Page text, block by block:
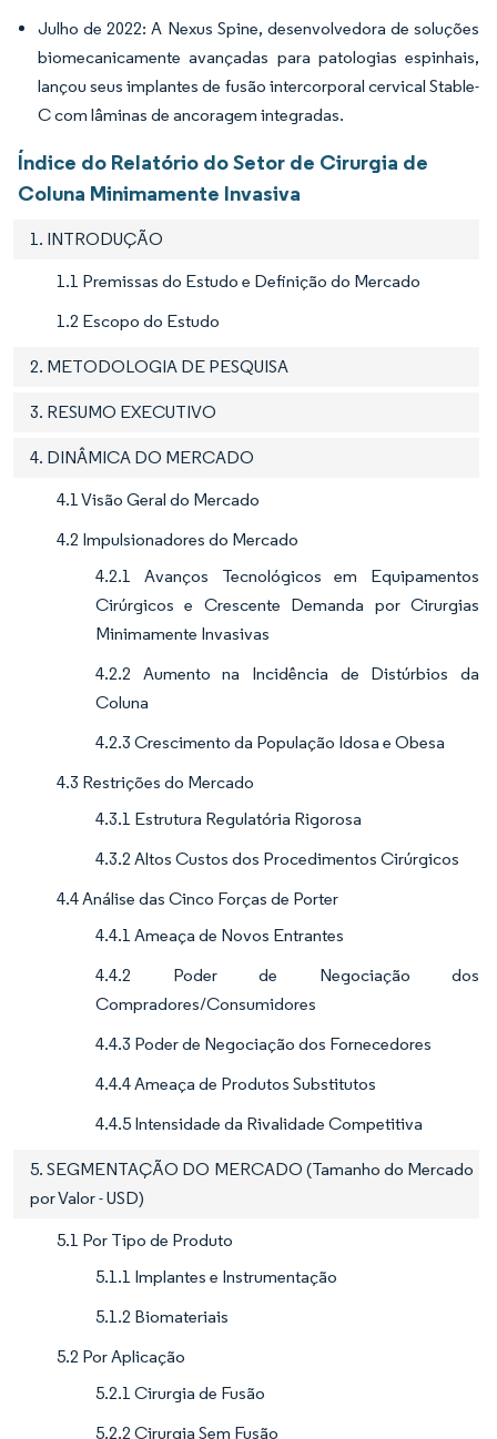
Julho de 2022: A Nexus Spine, desenvolvedora de soluções
biomecanicamente avançadas para patologias espinhais,
lançou seus implantes de fusão intercorporal cervical Stable-
C com lâminas de ancoragem integradas.
Índice do Relatório do Setor de Cirurgia de
Coluna Minimamente Invasiva
1. INTRODUÇÃO
1.1 Premissas do Estudo e Definição do Mercado
1.2 Escopo do Estudo
2. METODOLOGIA DE PESQUISA
3. RESUMO EXECUTIVO
4. DINÂMICA DO MERCADO
4.1 Visão Geral do Mercado
4.2 Impulsionadores do Mercado
4.2.1 Avanços Tecnológicos em Equipamentos
Cirúrgicos e Crescente Demanda por Cirurgias
Minimamente Invasivas
4.2.2 Aumento na Incidência de Distúrbios da
Coluna
4.2.3 Crescimento da População Idosa e Obesa
4.3 Restrições do Mercado
4.3.1 Estrutura Regulatória Rigorosa
4.3.2 Altos Custos dos Procedimentos Cirúrgicos
4.4 Análise das Cinco Forças de Porter
4.4.1 Ameaça de Novos Entrantes
4.4.2 Poder de Negociação dos
Compradores/Consumidores
4.4.3 Poder de Negociação dos Fornecedores
4.4.4 Ameaça de Produtos Substitutos
4.4.5 Intensidade da Rivalidade Competitiva
5. SEGMENTAÇÃO DO MERCADO (Tamanho do Mercado
por Valor - USD)
5.1 Por Tipo de Produto
5.1.1 Implantes e Instrumentação
5.1.2 Biomateriais
5.2 Por Aplicação
5.2.1 Cirurgia de Fusão
5.2.2 Cirurgia Sem Fusão